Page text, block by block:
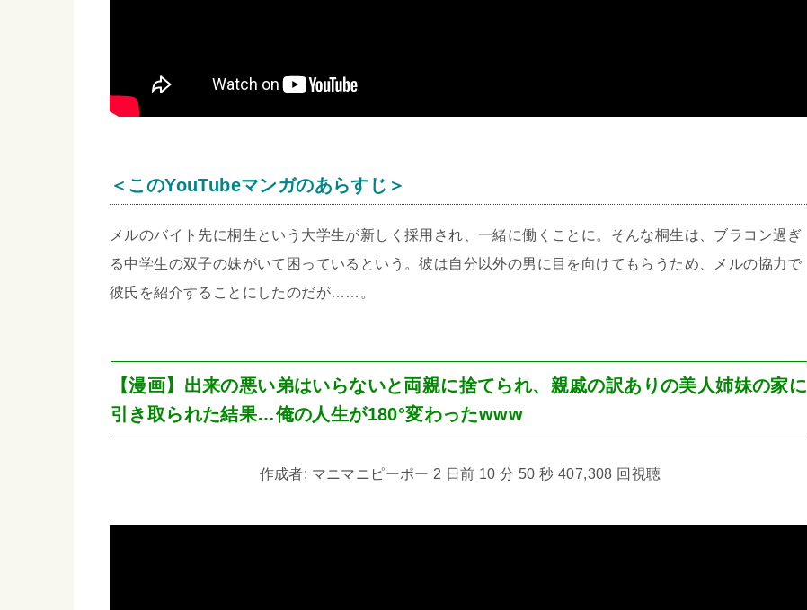
＜このYouTubeマンガのあらすじ＞
メルのバイト先に桐生という大学生が新しく採用され、一緒に働くことに。そんな桐生は、ブラコン過ぎ
る中学生の双子の妹がいて困っているという。彼は自分以外の男に目を向けてもらうため、メルの協力で
彼氏を紹介することにしたのだが……。
【漫画】出来の悪い弟はいらないと両親に捨てられ、親戚の訳ありの美人姉妹の家に
引き取られた結果…俺の人生が180°変わったwww
作成者: マニマニピーポー 2 日前 10 分 50 秒 407,308 回視聴